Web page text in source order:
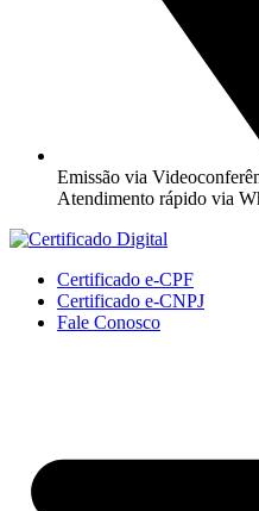
Emissão via
Atendimento rápido via
Certificado e-CPF
Certificado e-CNPJ
Fale Conosco